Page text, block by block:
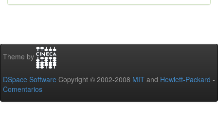
Theme by
DSpace Software Copyright © 2002-2008 MIT and Hewlett-Packard -
Comentarios